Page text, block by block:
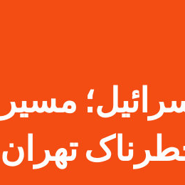
مسیر
تهران